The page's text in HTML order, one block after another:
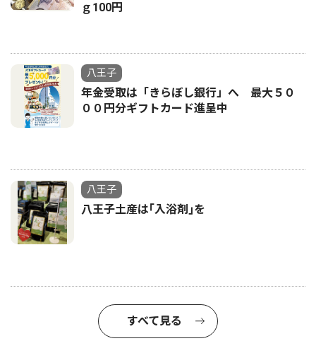
ｇ100円
八王子
年金受取は「きらぼし銀行」へ 最大５０
００円分ギフトカード進呈中
八王子
八王子土産は｢入浴剤｣を
すべて見る